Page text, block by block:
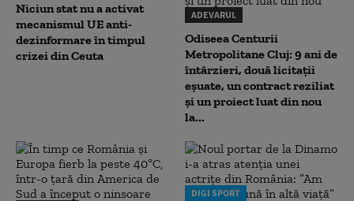
Niciun stat nu a activat
mecanismul UE anti-
dezinformare în timpul
crizei din Ceuta
ADEVARUL
Odiseea Centurii
Metropolitane Cluj: 9 ani de
întârzieri, două licitații
eșuate, un contract reziliat
și un proiect luat din nou
la...
DIGI SPORT